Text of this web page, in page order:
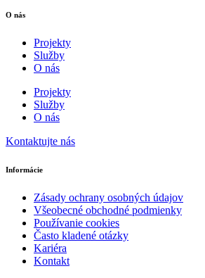
O nás
Projekty
Služby
O nás
Projekty
Služby
O nás
Kontaktujte nás
Informácie
Zásady ochrany osobných údajov
Všeobecné obchodné podmienky
Používanie cookies
Často kladené otázky
Kariéra
Kontakt